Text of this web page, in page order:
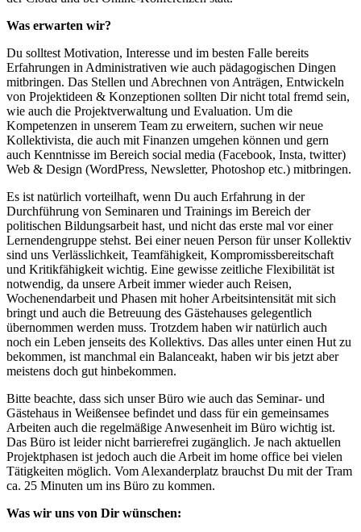
Was erwarten wir?
Du solltest Motivation, Interesse und im besten Falle bereits
Erfahrungen in Administrativen wie auch pädagogischen Dingen
mitbringen. Das Stellen und Abrechnen von Anträgen, Entwickeln
von Projektideen & Konzeptionen sollten Dir nicht total fremd sein,
wie auch die Projektverwaltung und Evaluation. Um die
Kompetenzen in unserem Team zu erweitern, suchen wir neue
Kollektivista, die auch mit Finanzen umgehen können und gern
auch Kenntnisse im Bereich social media (Facebook, Insta, twitter)
Web & Design (WordPress, Newsletter, Photoshop etc.) mitbringen.
Es ist natürlich vorteilhaft, wenn Du auch Erfahrung in der
Durchführung von Seminaren und Trainings im Bereich der
politischen Bildungsarbeit hast, und nicht das erste mal vor einer
Lernendengruppe stehst. Bei einer neuen Person für unser Kollektiv
sind uns Verlässlichkeit, Teamfähigkeit, Kompromissbereitschaft
und Kritikfähigkeit wichtig. Eine gewisse zeitliche Flexibilität ist
notwendig, da unsere Arbeit immer wieder auch Reisen,
Wochenendarbeit und Phasen mit hoher Arbeitsintensität mit sich
bringt und auch die Betreuung des Gästehauses gelegentlich
übernommen werden muss. Trotzdem haben wir natürlich auch
noch ein Leben jenseits des Kollektivs. Das alles unter einen Hut zu
bekommen, ist manchmal ein Balanceakt, haben wir bis jetzt aber
meistens doch gut hinbekommen.
Bitte beachte, dass sich unser Büro wie auch das Seminar- und
Gästehaus in Weißensee befindet und dass für ein gemeinsames
Arbeiten auch die regelmäßige Anwesenheit im Büro wichtig ist.
Das Büro ist leider nicht barrierefrei zugänglich. Je nach aktuellen
Projektphasen ist jedoch auch die Arbeit im home office bei vielen
Tätigkeiten möglich. Vom Alexanderplatz brauchst Du mit der Tram
ca. 25 Minuten um ins Büro zu kommen.
Was wir uns von Dir wünschen: